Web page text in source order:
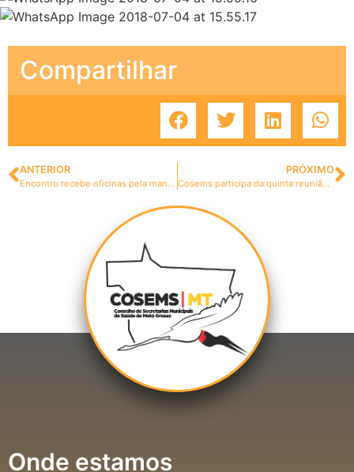
Compartilhar
ANTERIOR
Encontro recebe oficinas pela manhã
PRÓXIMO
Cosems participa da quinta reunião CIB
Onde estamos